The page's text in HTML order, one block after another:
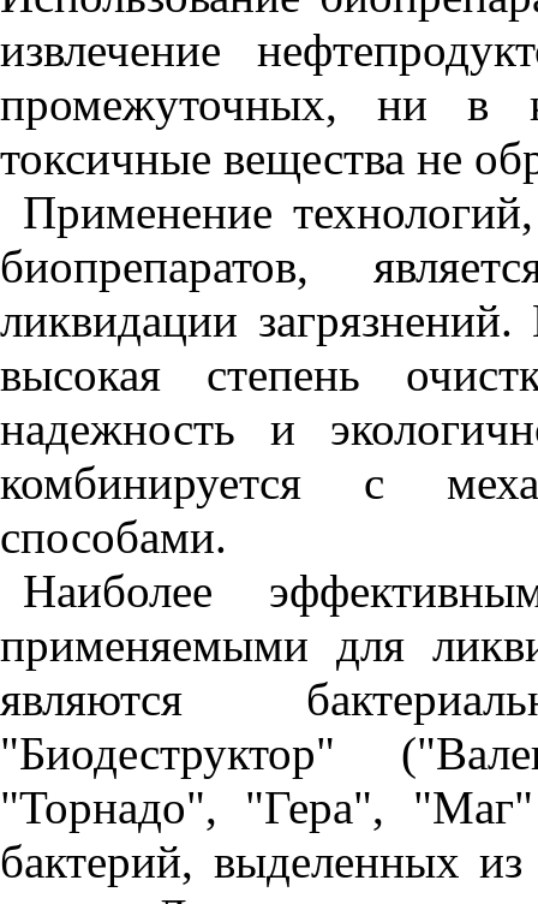
извлечение
промежуточных, ни в
токсичные вещества не
Применение
биопрепаратов,
ликвидации
высокая степень
надежность и
комбинируется с
способами.
Наиболее
применяемыми для
являются
"Биодеструктор"
"Торнадо", "Гера",
бактерий, выделенных